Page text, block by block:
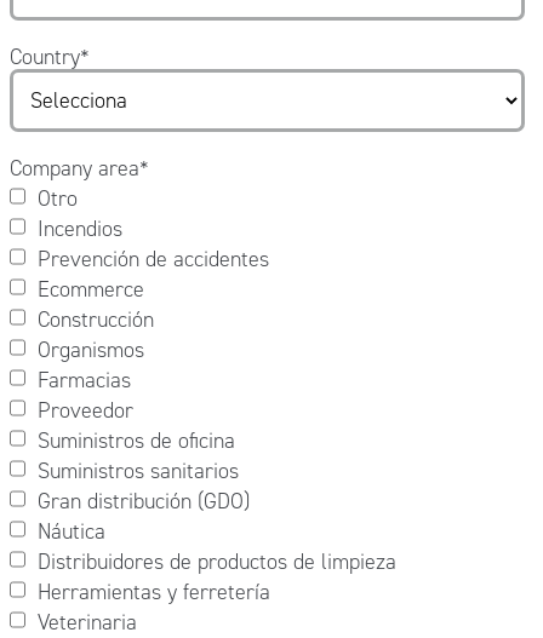
Country*
Company area*
Otro
Incendios
Prevención de accidentes
Ecommerce
Construcción
Organismos
Farmacias
Proveedor
Suministros de oficina
Suministros sanitarios
Gran distribución (GDO)
Náutica
Distribuidores de productos de limpieza
Herramientas y ferretería
Veterinaria